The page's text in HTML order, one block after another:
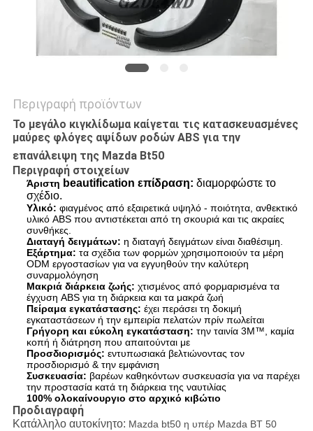
PRIVACY
POLICY
Περιγραφή προϊόντων
Το μεγάλο κιγκλίδωμα καίγεται τις κατασκευασμένες
μαύρες φλόγες αψίδων ροδών ABS για την
επανάλειψη της Mazda Bt50
Περιγραφή στοιχείων
Άριστη beautification επίδραση: διαμορφώστε το
σχέδιο.
Υλικό: φιαγμένος από εξαιρετικά υψηλό - ποιότητα, ανθεκτικό
υλικό ABS που αντιστέκεται από τη σκουριά και τις ακραίες
συνθήκες.
Διαταγή δειγμάτων: η διαταγή δειγμάτων είναι διαθέσιμη.
Εξάρτημα: τα σχέδια των φορμών χρησιμοποιούν τα μέρη
ODM εργοστασίων για να εγγυηθούν την καλύτερη
συναρμολόγηση
Μακριά διάρκεια ζωής: χτισμένος από φορμαρισμένα τα
έγχυση ABS για τη διάρκεια και τα μακρά ζωή
Πείραμα εγκατάστασης: έχει περάσει τη δοκιμή
εγκαταστάσεων ή την εμπειρία πελατών πρίν πωλείται
Γρήγορη και εύκολη εγκατάσταση: την ταινία 3M™, καμία
κοπή ή διάτρηση που απαιτούνται με
Προσδιορισμός: εντυπωσιακά βελτιώνοντας τον
προσδιορισμό & την εμφάνιση
Συσκευασία: βαρέων καθηκόντων συσκευασία για να παρέχει
την προστασία κατά τη διάρκεια της ναυτιλίας
100% ολοκαίνουργιο στο αρχικό κιβώτιο
Προδιαγραφή
Κατάλληλο αυτοκίνητο: Mazda bt50 η υπέρ Mazda BT 50